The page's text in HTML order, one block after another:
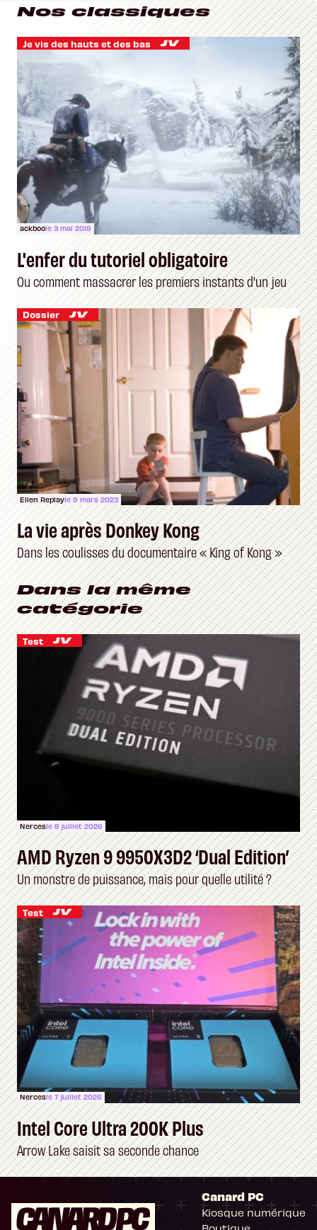
Nos classiques
Je vis des hauts et des bas
ackboole 3 mai 2019
L'enfer du tutoriel obligatoire
Ou comment massacrer les premiers instants d'un jeu
Dossier
Ellen Replayle 9 mars 2023
La vie après Donkey Kong
Dans les coulisses du documentaire « King of Kong »
Dans la même
catégorie
Test
Nercesle 8 juillet 2026
AMD Ryzen 9 9950X3D2 ‘Dual Edition’
Un monstre de puissance, mais pour quelle utilité ?
Test
Nercesle 7 juillet 2026
Intel Core Ultra 200K Plus
Arrow Lake saisit sa seconde chance
Canard PC
Kiosque numérique